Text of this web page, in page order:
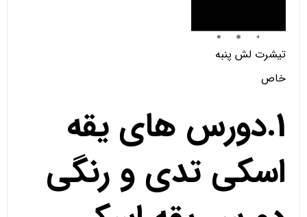
تیشرت لش پنبه
خاص
1.دورس های یقه
اسکی تدی و رنگی